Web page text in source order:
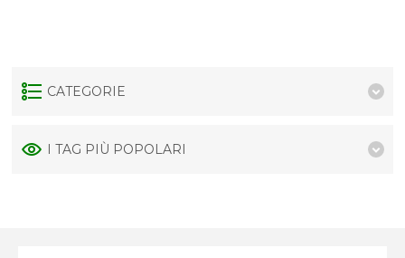
CATEGORIE
I TAG PIÙ POPOLARI